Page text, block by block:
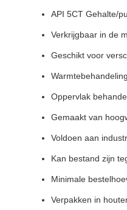
API 5CT Gehalte/
Verkrijgbaar in de
Geschikt voor
Oppervlak
Gemaakt van
Voldoen aan
Kan bestand zijn
Minimale
Verpakken in